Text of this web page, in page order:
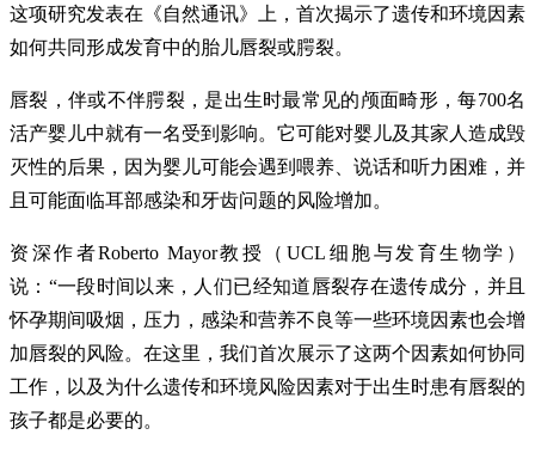
这项研究发表在《自然通讯》上，首次揭示了遗传和环境因素
如何共同形成发育中的胎儿唇裂或腭裂。
唇裂，伴或不伴腭裂，是出生时最常见的颅面畸形，每700名
活产婴儿中就有一名受到影响。它可能对婴儿及其家人造成毁
灭性的后果，因为婴儿可能会遇到喂养、说话和听力困难，并
且可能面临耳部感染和牙齿问题的风险增加。
资深作者Roberto Mayor教授（UCL细胞与发育生物学）
说：“一段时间以来，人们已经知道唇裂存在遗传成分，并且
怀孕期间吸烟，压力，感染和营养不良等一些环境因素也会增
加唇裂的风险。在这里，我们首次展示了这两个因素如何协同
工作，以及为什么遗传和环境风险因素对于出生时患有唇裂的
孩子都是必要的。